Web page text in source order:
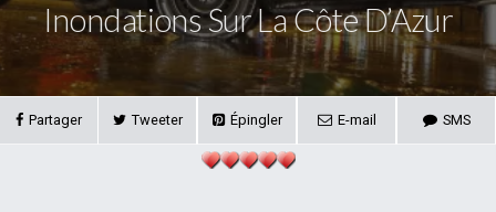
Inondations Sur La Côte D’Azur
Partager Tweeter Épingler E-mail SMS